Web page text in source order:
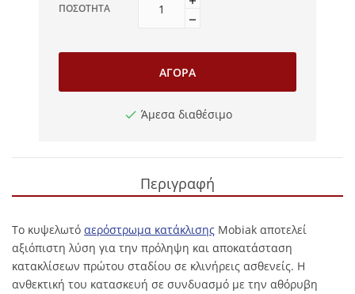
ΠΟΣΌΤΗΤΑ
ΑΓΟΡΆ
Άμεσα διαθέσιμο
Περιγραφή
Το κυψελωτό αερόστρωμα κατάκλισης Mobiak αποτελεί
αξιόπιστη λύση για την πρόληψη και αποκατάσταση
κατακλίσεων πρώτου σταδίου σε κλινήρεις ασθενείς. Η
ανθεκτική του κατασκευή σε συνδυασμό με την αθόρυβη